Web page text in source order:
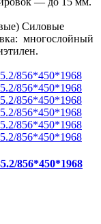
Силовые
многослойный
856*450*1968